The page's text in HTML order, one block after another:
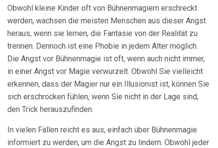
Obwohl kleine Kinder oft von Bühnenmagiern erschreckt
werden, wachsen die meisten Menschen aus dieser Angst
heraus, wenn sie lernen, die Fantasie von der Realität zu
trennen. Dennoch ist eine Phobie in jedem Alter möglich.
Die Angst vor Bühnenmagie ist oft, wenn auch nicht immer,
in einer Angst vor Magie verwurzelt. Obwohl Sie vielleicht
erkennen, dass der Magier nur ein Illusionist ist, können Sie
sich erschrocken fühlen, wenn Sie nicht in der Lage sind,
den Trick herauszufinden.
In vielen Fällen reicht es aus, einfach über Bühnenmagie
informiert zu werden, um die Angst zu lindern. Obwohl jeder